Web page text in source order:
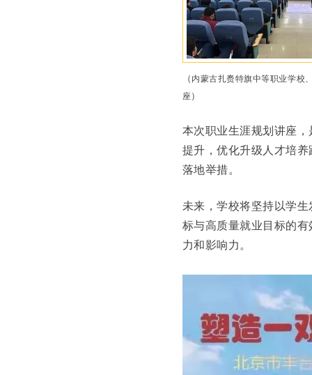
（ 内蒙古扎赉特旗中等职业学校
座）
本次职业生涯规划讲座
提升，优化升级人才培
落地举措。
未来，学校将坚持以学
标与高质量就业目标的
力和影响力。